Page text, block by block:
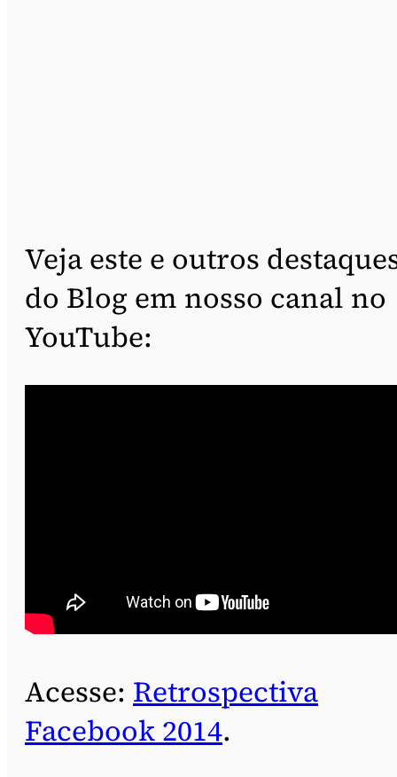
Veja este e outros
do Blog em nosso canal no
YouTube:
Acesse: Retrospectiva
Facebook 2014.